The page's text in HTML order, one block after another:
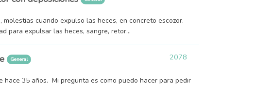
cuando expulso las heces, en concreto escozor.
para expulsar las heces, sangre, retor...
General
hace 35 años. Mi pregunta es como puedo hacer para pedir
2078